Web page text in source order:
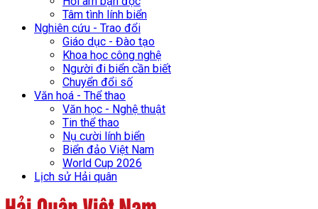
Tâm tình lính biển
Nghiên cứu - Trao đổi
Giáo dục - Đào tạo
Khoa học công nghệ
Người đi biển cần biết
Chuyển đổi số
Văn hoá - Thể thao
Văn học - Nghệ thuật
Tin thể thao
Nụ cười lính biển
Biển đảo Việt Nam
World Cup 2026
Lịch sử Hải quân